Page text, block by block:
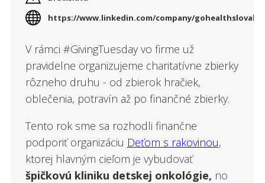
Blog
https://www.linkedin.com/company/
V rámci #GivingTuesday vo firme už
pravidelne organizujeme charitatívne zbierky
rôzneho druhu - od zbierok hračiek,
oblečenia, potravín až po finančné zbierky.
Tento rok sme sa rozhodli finančne
podporiť organizáciu Deťom s rakovinou,
ktorej hlavným cieľom je vybudovať
špičkovú kliniku detskej onkológie, no